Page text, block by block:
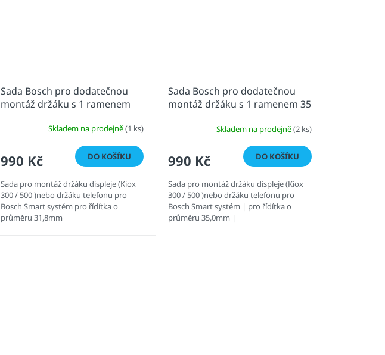
Sada Bosch pro dodatečnou
montáž držáku s 1 ramenem
Skladem na prodejně(1 ks)
990 Kč DO KOŠÍKU
Sada pro montáž držáku displeje (Kiox
300 / 500 )nebo držáku telefonu pro
Bosch Smart systém pro řídítka o
průměru 31,8mm
Sada Bosch pro dodatečnou
montáž držáku s 1 ramenem 35
Skladem na prodejně(2 ks)
990 Kč DO KOŠÍKU
Sada pro montáž držáku displeje (Kiox
300 / 500 )nebo držáku telefonu pro
Bosch Smart systém | pro řídítka o
průměru 35,0mm |